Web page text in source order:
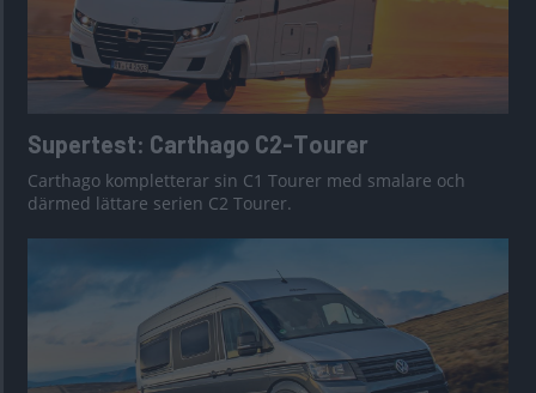
Supertest: Carthago C2-Tourer
Carthago kompletterar sin C1 Tourer med smalare och
därmed lättare serien C2 Tourer.